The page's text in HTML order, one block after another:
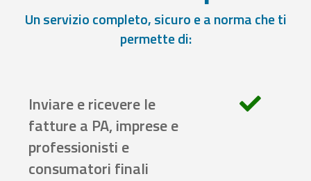
Un servizio completo, sicuro e a norma che ti
permette di:
Inviare e ricevere le
fatture a PA, imprese e
professionisti e
consumatori finali